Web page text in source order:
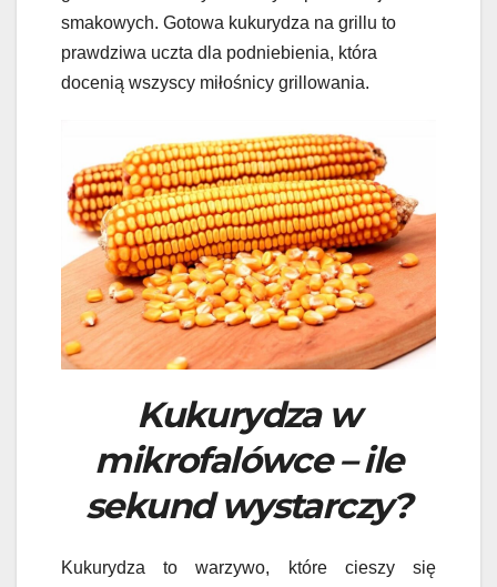
smakowych. Gotowa kukurydza na grillu to
prawdziwa uczta dla podniebienia, która
docenią wszyscy miłośnicy grillowania.
Kukurydza w
mikrofalówce – ile
sekund wystarczy?
Kukurydza to warzywo, które cieszy się